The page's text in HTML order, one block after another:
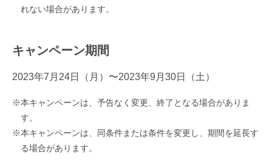
れない場合があります。
キャンペーン期間
2023年7月24日（月）〜2023年9月30日（土）
本キャンペーンは、予告なく変更、終了となる場合がありま
す。
本キャンペーンは、同条件または条件を変更し、期間を延長す
る場合があります。